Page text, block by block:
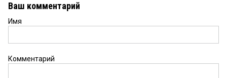
Ваш комментарий
Имя
Комментарий